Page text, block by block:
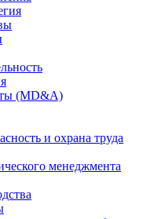
(MD&A)
и охрана труда
менеджмента